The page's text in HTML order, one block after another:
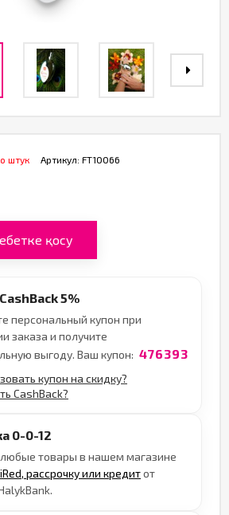
Артикул: FT10066
штук
қосу
5%
персональный купон при
заказа и получите
выгоду. Ваш купон: 476393
купон на скидку?
CashBack?
0-0-12
товары в нашем магазине
рассрочку или кредитот